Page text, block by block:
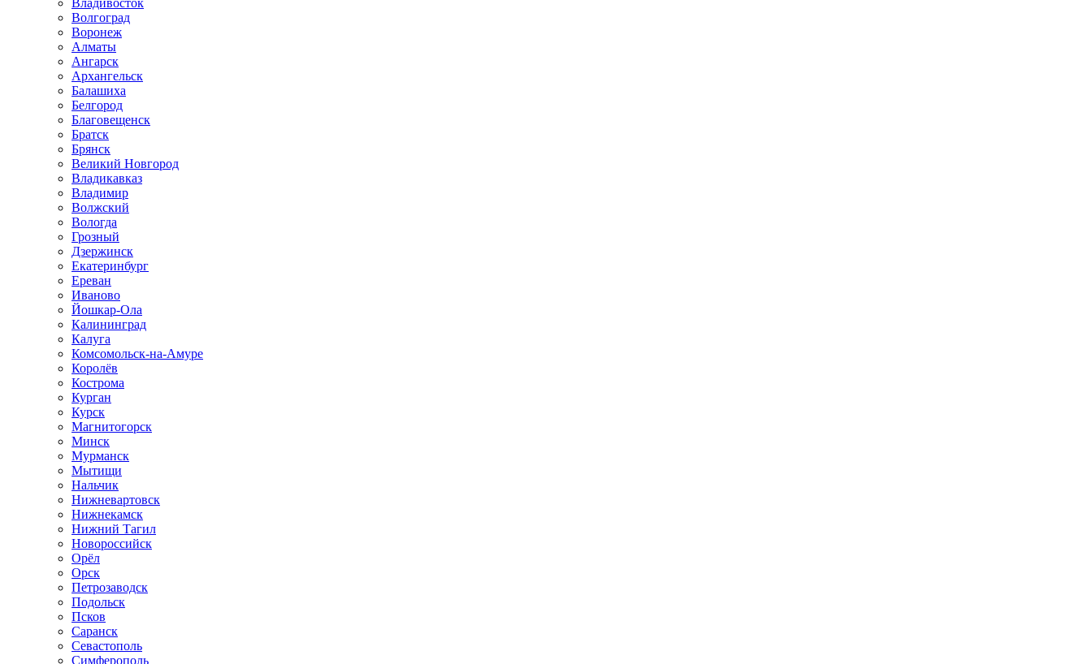
Владивосток
Волгоград
Воронеж
Алматы
Ангарск
Архангельск
Балашиха
Белгород
Благовещенск
Братск
Брянск
Великий Новгород
Владикавказ
Владимир
Волжский
Вологда
Грозный
Дзержинск
Екатеринбург
Ереван
Иваново
Йошкар-Ола
Калининград
Калуга
Комсомольск-на-Амуре
Королёв
Кострома
Курган
Курск
Магнитогорск
Минск
Мурманск
Мытищи
Нальчик
Нижневартовск
Нижнекамск
Нижний Тагил
Новороссийск
Орёл
Орск
Петрозаводск
Подольск
Псков
Саранск
Севастополь
Симферополь